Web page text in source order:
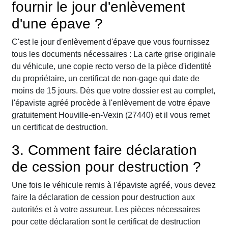
fournir le jour d'enlèvement
d'une épave ?
C'est le jour d'enlèvement d'épave que vous fournissez
tous les documents nécessaires : La carte grise originale
du véhicule, une copie recto verso de la pièce d'identité
du propriétaire, un certificat de non-gage qui date de
moins de 15 jours. Dès que votre dossier est au complet,
l'épaviste agréé procède à l'enlèvement de votre épave
gratuitement Houville-en-Vexin (27440) et il vous remet
un certificat de destruction.
3. Comment faire déclaration
de cession pour destruction ?
Une fois le véhicule remis à l'épaviste agréé, vous devez
faire la déclaration de cession pour destruction aux
autorités et à votre assureur. Les pièces nécessaires
pour cette déclaration sont le certificat de destruction